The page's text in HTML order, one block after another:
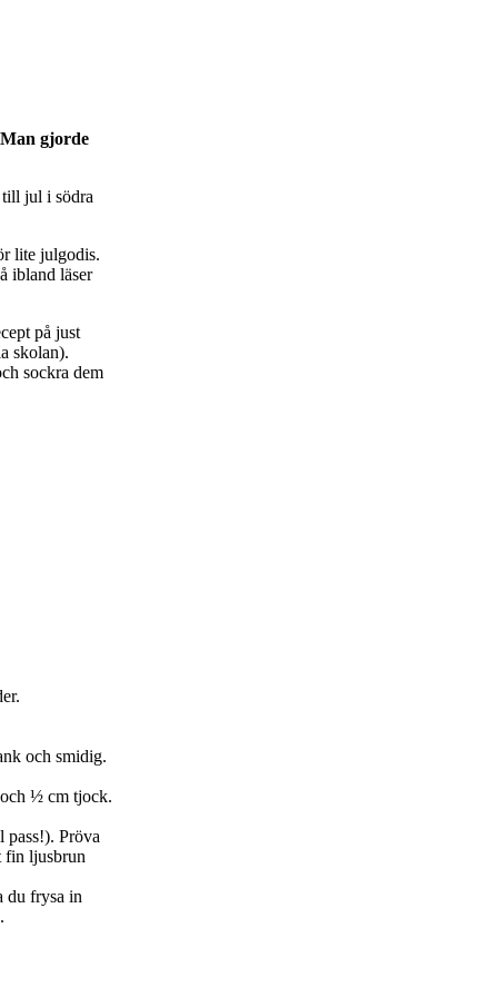
gjorde
jul i södra
lite julgodis.
ibland läser
på just
skolan).
sockra dem
och smidig.
½ cm tjock.
pass!). Pröva
fin ljusbrun
du frysa in